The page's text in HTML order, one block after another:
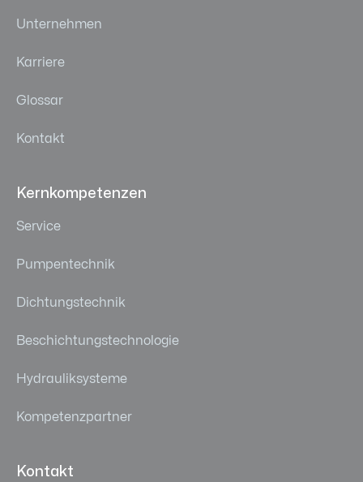
Unternehmen
Karriere
Glossar
Kontakt
Kernkompetenzen
Service
Pumpentechnik
Dichtungstechnik
Beschichtungstechnologie
Hydrauliksysteme
Kompetenzpartner
Kontakt